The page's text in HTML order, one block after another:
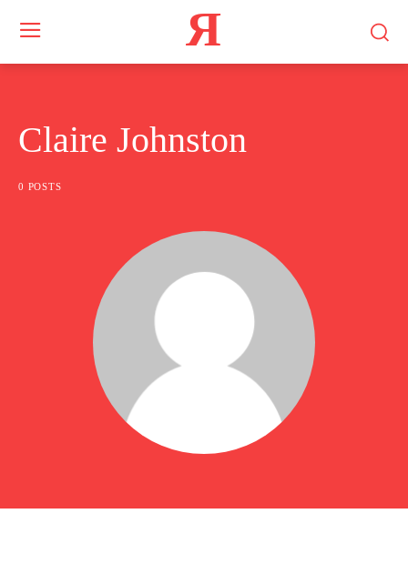
Я
Claire Johnston
0 POSTS